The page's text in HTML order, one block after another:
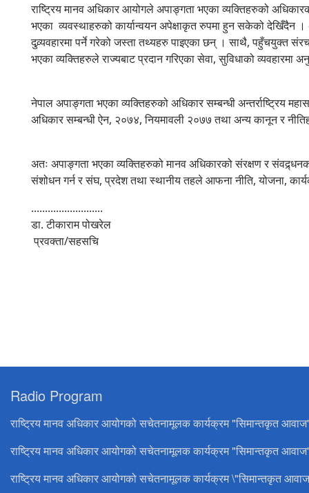
राष्ट्रिय मानव अधिकार आयोगले अपाङ्गता भएका व्यक्तिहरुको
भएका व्यवस्थाहरुको कार्यान्वयन अपेक्षाकृत रुपमा हुन सकेको देखिँदैन ।
दुव्र्यवहारमा पर्ने गरेको जस्ता तथ्यहरु पाइएका छन् । साथै, पहुँचयुक्त
भएका व्यक्तिहरुले राज्यबाट प्रदान गरिएका सेवा, सुविधाको
नेपाल अपाङ्गता भएका व्यक्तिहरुको अधिकार सम्बन्धी अन्तर्राष्ट्रिय
अधिकार सम्बन्धी ऐन, २०७४, नियमावली २०७७ तथा अन्य कानून र
अतः अपाङ्गता भएका व्यक्तिहरुको मानव अधिकारको संरक्षण र
संशोधन गर्न र संघ, प्रदेश तथा स्थानीय तहले आफना नीति, योजना,
..........................
डा. टीकाराम पोखरेल
प्रवक्ता/सहसचि
Radio Program
राष्ट्रिय मानव अधिकार आयोगको सचेतनामूलक कार्यक्रम "सिमान्तकृत
राष्ट्रिय मानव अधिकार आयोगको सचेतनामूलक कार्यक्रम "सिमान्तकृत
राष्ट्रिय मानव अधिकार आयोगको सचेतनामूलक कार्यक्रम \"सिमान्तकृत